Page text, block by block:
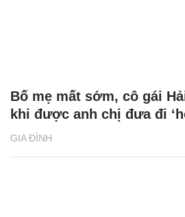
GIA ĐÌNH
Bố mẹ mất sớm, cô gái
khi được anh chị đưa đi